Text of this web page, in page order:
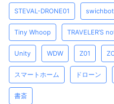
STEVAL-DRONE01 swichbot
Tiny Whoop TRAVELER’S
Unity WDW Z01
スマートホーム ドローン
書斎